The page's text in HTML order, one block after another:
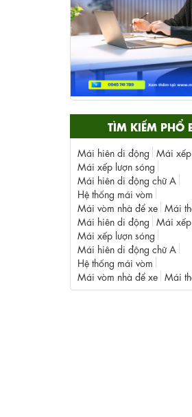
TÌM KIẾM PHỔ
Mái hiên di động
Mái
Mái xếp lượn sóng
Mái hiên di động chữ A
Hệ thống mái vòm
Mái vòm nhà để xe
Mái
Mái hiên di động
Mái
Mái xếp lượn sóng
Mái hiên di động chữ A
Hệ thống mái vòm
Mái vòm nhà để xe
Mái